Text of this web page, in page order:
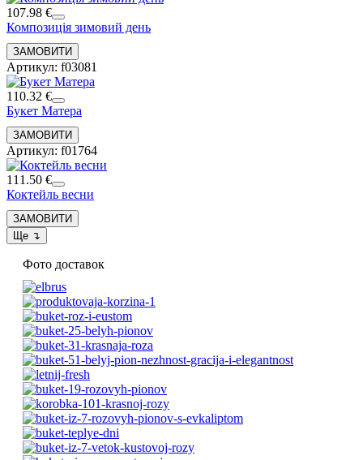
107.98 €
Композиція зимовий день
Артикул: f03081
110.32 €
Букет Матера
Артикул: f01764
111.50 €
Коктейль весни
Фото доставок